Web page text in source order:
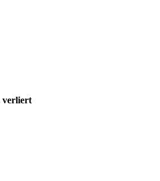
verliert